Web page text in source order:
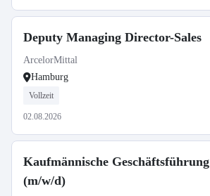
Deputy Managing Director-Sales
ArcelorMittal
Hamburg
Vollzeit
02.08.2026
Kaufmännische Geschäftsführung
(m/w/d)